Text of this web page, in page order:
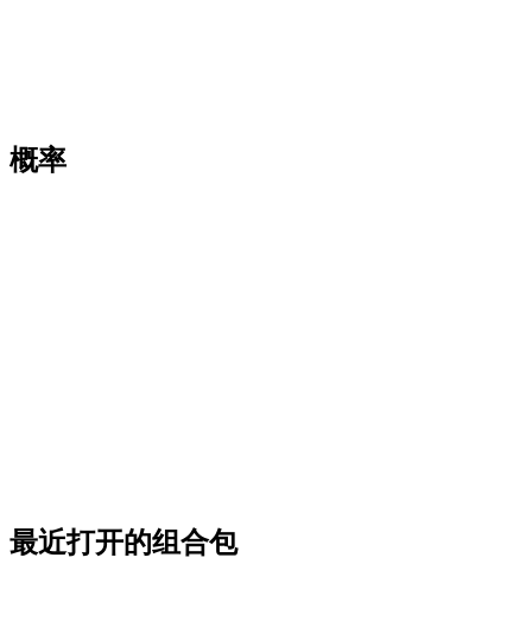
概率
最近打开的组合包